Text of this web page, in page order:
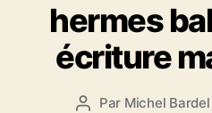
hermes
écriture
Auteur
Par Michel Bardel